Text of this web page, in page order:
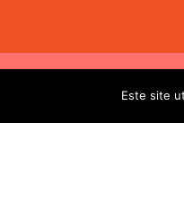
2017-2024 ©
!! ALTAS
Este site